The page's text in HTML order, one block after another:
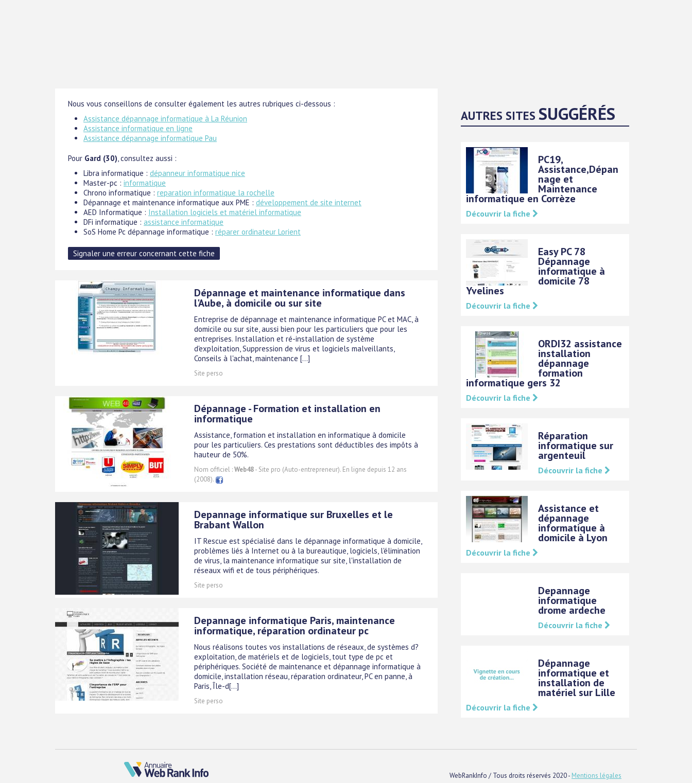
Nous vous conseillons de consulter également les autres rubriques ci-dessous :
Assistance dépannage informatique à La Réunion
Assistance informatique en ligne
Assistance dépannage informatique Pau
Pour Gard (30) , consultez aussi :
Libra informatique : dépanneur informatique nice
Master-pc : informatique
Chrono informatique : reparation informatique la rochelle
Dépannage et maintenance informatique aux PME : développement de site internet
AED Informatique : Installation logiciels et matériel informatique
DFi informatique : assistance informatique
SoS Home Pc dépannage informatique : réparer ordinateur Lorient
Dépannage et maintenance informatique dans
l'Aube, à domicile ou sur site
Entreprise de dépannage et maintenance informatique PC et MAC, à
domicile ou sur site, aussi bien pour les particuliers que pour les
entreprises. Installation et ré-installation de système
d'exploitation, Suppression de virus et logiciels malveillants,
Conseils à l'achat, maintenance [...]
Site perso
Dépannage - Formation et installation en
informatique
Assistance, formation et installation en informatique à domicile
pour les particuliers. Ces prestations sont déductibles des impôts à
hauteur de 50%.
Nom officiel :Web48- Site pro (Auto-entrepreneur). En ligne depuis 12 ans
(2008).
Depannage informatique sur Bruxelles et le
Brabant Wallon
IT Rescue est spécialisé dans le dépannage informatique à domicile,
problèmes liés à Internet ou à la bureautique, logiciels, l'élimination
de virus, la maintenance informatique sur site, l'installation de
réseaux wifi et de tous périphériques.
Site perso
Depannage informatique Paris, maintenance
informatique, réparation ordinateur pc
Nous réalisons toutes vos installations de réseaux, de systèmes d?
exploitation, de matériels et de logiciels, tout type de pc et
périphériques. Société de maintenance et dépannage informatique à
domicile, installation réseau, réparation ordinateur, PC en panne, à
Paris, Île-d[...]
Site perso
AUTRES SITESSUGGÉRÉS
PC19,
Assistance,Dépan
nage et
Maintenance
informatique en Corrèze
Découvrir la fiche
Easy PC 78
Dépannage
informatique à
domicile 78
Yvelines
Découvrir la fiche
ORDI32 assistance
installation
dépannage
formation
informatique gers 32
Découvrir la fiche
Réparation
informatique sur
argenteuil
Découvrir la fiche
Assistance et
dépannage
informatique à
domicile à Lyon
Découvrir la fiche
Depannage
informatique
drome ardeche
Découvrir la fiche
Dépannage
informatique et
installation de
matériel sur Lille
Découvrir la fiche
WebRankInfo / Tous droits réservés 2020 - Mentions légales